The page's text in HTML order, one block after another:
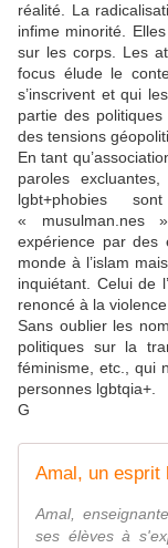
réalité. La
infime minorité.
sur les corps. Les
focus élude le
s’inscrivent et qui
partie des
des tensions
En tant
paroles
lgbt+phobies
« musulman.nes
expérience par des
monde à l’islam
inquiétant. Celui de
renoncé à la
Sans oublier les
politiques sur la
féminisme, etc., qui
personnes lgbtqia+.
G
Amal, un esprit
Amal,
ses élèves à